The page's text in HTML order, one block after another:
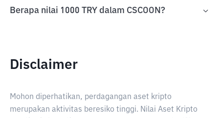
Berapa nilai 1000 TRY dalam CSCOON?
Disclaimer
Mohon diperhatikan, perdagangan aset kripto
merupakan aktivitas beresiko tinggi. Nilai Aset Kripto